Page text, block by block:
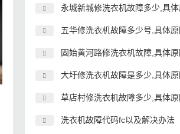
永城新城修洗衣机故障多少,具体原因和详细解决
五华修洗衣机故障多少号,具体原因和详细解决
固始黄河路修洗衣机故障,具体原因和详细解决
大圩修洗衣机故障是多少,具体原因和详细解决
草店村修洗衣机故障多少,具体原因和详细解决
洗衣机故障代码fc以及解决办法